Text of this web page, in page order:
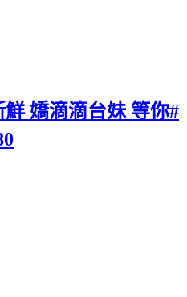
嬌滴滴台妹 等你#